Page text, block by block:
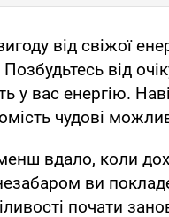
від свіжої
від
у вас енергію.
чудові
вдало, коли
ви
почати